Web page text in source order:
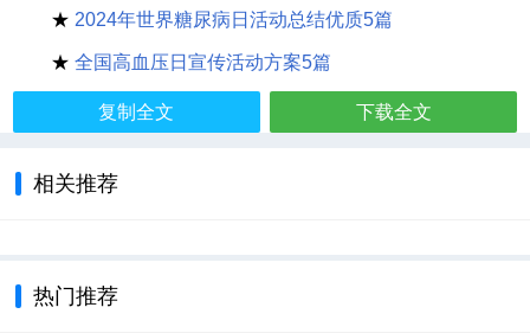
★ 2024年世界糖尿病日活动总结优质5篇
★全国高血压日宣传活动方案5篇
复制全文 下载全文
相关推荐
热门推荐